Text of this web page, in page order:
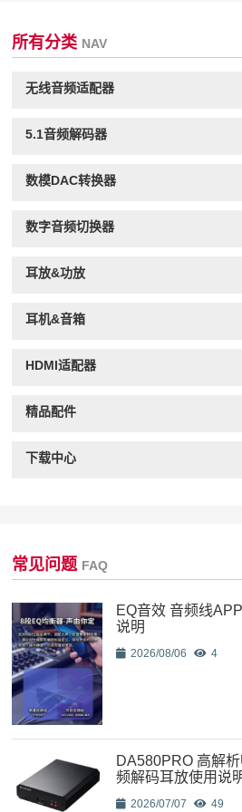
所有分类 NAV
无线音频适配器
5.1音频解码器
数模DAC转换器
数字音频切换器
耳放&功放
耳机&音箱
HDMI适配器
精品配件
下载中心
常见问题 FAQ
EQ音效 音频线
说明
2026/08/06 4
DA580PRO 高解
频解码耳放使用说
2026/07/07 49